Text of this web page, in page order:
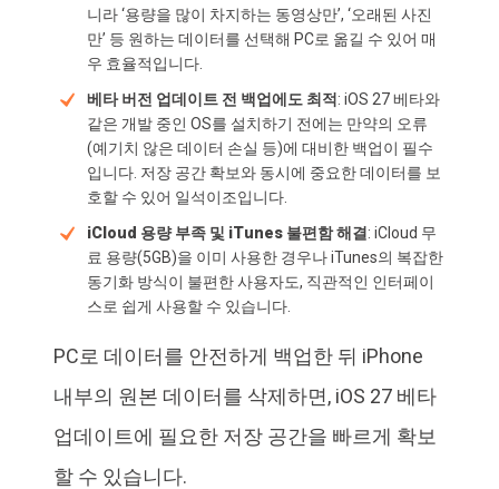
니라 ‘용량을 많이 차지하는 동영상만’, ‘오래된 사진
만’ 등 원하는 데이터를 선택해 PC로 옮길 수 있어 매
우 효율적입니다.
베타 버전 업데이트 전 백업에도 최적 : iOS 27 베타와
같은 개발 중인 OS를 설치하기 전에는 만약의 오류
(예기치 않은 데이터 손실 등)에 대비한 백업이 필수
입니다. 저장 공간 확보와 동시에 중요한 데이터를 보
호할 수 있어 일석이조입니다.
iCloud 용량 부족 및 iTunes 불편함 해결 : iCloud 무
료 용량(5GB)을 이미 사용한 경우나 iTunes의 복잡한
동기화 방식이 불편한 사용자도, 직관적인 인터페이
스로 쉽게 사용할 수 있습니다.
PC로 데이터를 안전하게 백업한 뒤 iPhone
내부의 원본 데이터를 삭제하면, iOS 27 베타
업데이트에 필요한 저장 공간을 빠르게 확보
할 수 있습니다.